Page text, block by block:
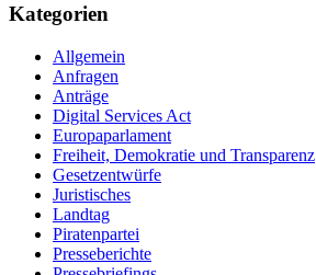
Kategorien
Allgemein
Anfragen
Anträge
Digital Services Act
Europaparlament
Freiheit, Demokratie und Transparenz
Gesetzentwürfe
Juristisches
Landtag
Piratenpartei
Presseberichte